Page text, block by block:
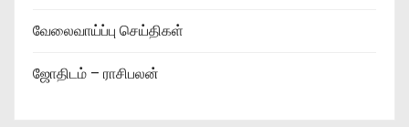
வேலைவாய்ப்பு செய்திகள்
ஜோதிடம் – ராசிபலன்